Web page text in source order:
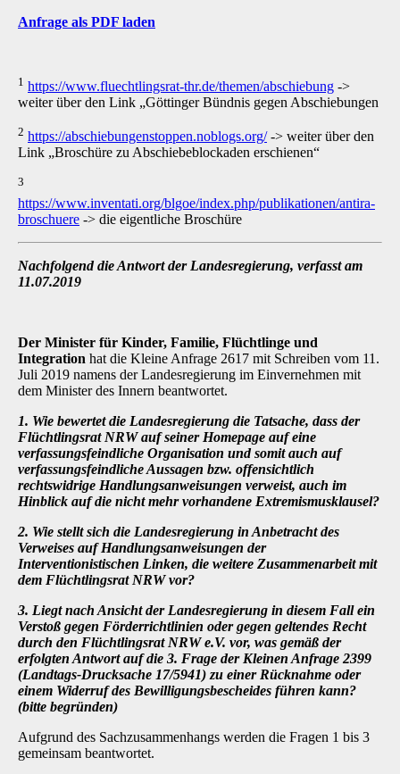
Anfrage als PDF laden
1 https://www.fluechtlingsrat-thr.de/themen/abschiebung ->
weiter über den Link „Göttinger Bündnis gegen Abschiebungen
2 https://abschiebungenstoppen.noblogs.org/-> weiter über den
Link „Broschüre zu Abschiebeblockaden erschienen“
3
https://www.inventati.org/blgoe/index.php/publikationen/antira-
broschuere -> die eigentliche Broschüre
Nachfolgend die Antwort der Landesregierung, verfasst am
11.07.2019
Der Minister für Kinder, Familie, Flüchtlinge und
Integration hat die Kleine Anfrage 2617 mit Schreiben vom 11.
Juli 2019 namens der Landesregierung im Einvernehmen mit
dem Minister des Innern beantwortet.
1. Wie bewertet die Landesregierung die Tatsache, dass der
Flüchtlingsrat NRW auf seiner Homepage auf eine
verfassungsfeindliche Organisation und somit auch auf
verfassungsfeindliche Aussagen bzw. offensichtlich
rechtswidrige Handlungsanweisungen verweist, auch im
Hinblick auf die nicht mehr vorhandene Extremismusklausel?
2. Wie stellt sich die Landesregierung in Anbetracht des
Verweises auf Handlungsanweisungen der
Interventionistischen Linken, die weitere Zusammenarbeit mit
dem Flüchtlingsrat NRW vor?
3. Liegt nach Ansicht der Landesregierung in diesem Fall ein
Verstoß gegen Förderrichtlinien oder gegen geltendes Recht
durch den Flüchtlingsrat NRW e.V. vor, was gemäß der
erfolgten Antwort auf die 3. Frage der Kleinen Anfrage 2399
(Landtags-Drucksache 17/5941) zu einer Rücknahme oder
einem Widerruf des Bewilligungsbescheides führen kann?
(bitte begründen)
Aufgrund des Sachzusammenhangs werden die Fragen 1 bis 3
gemeinsam beantwortet.